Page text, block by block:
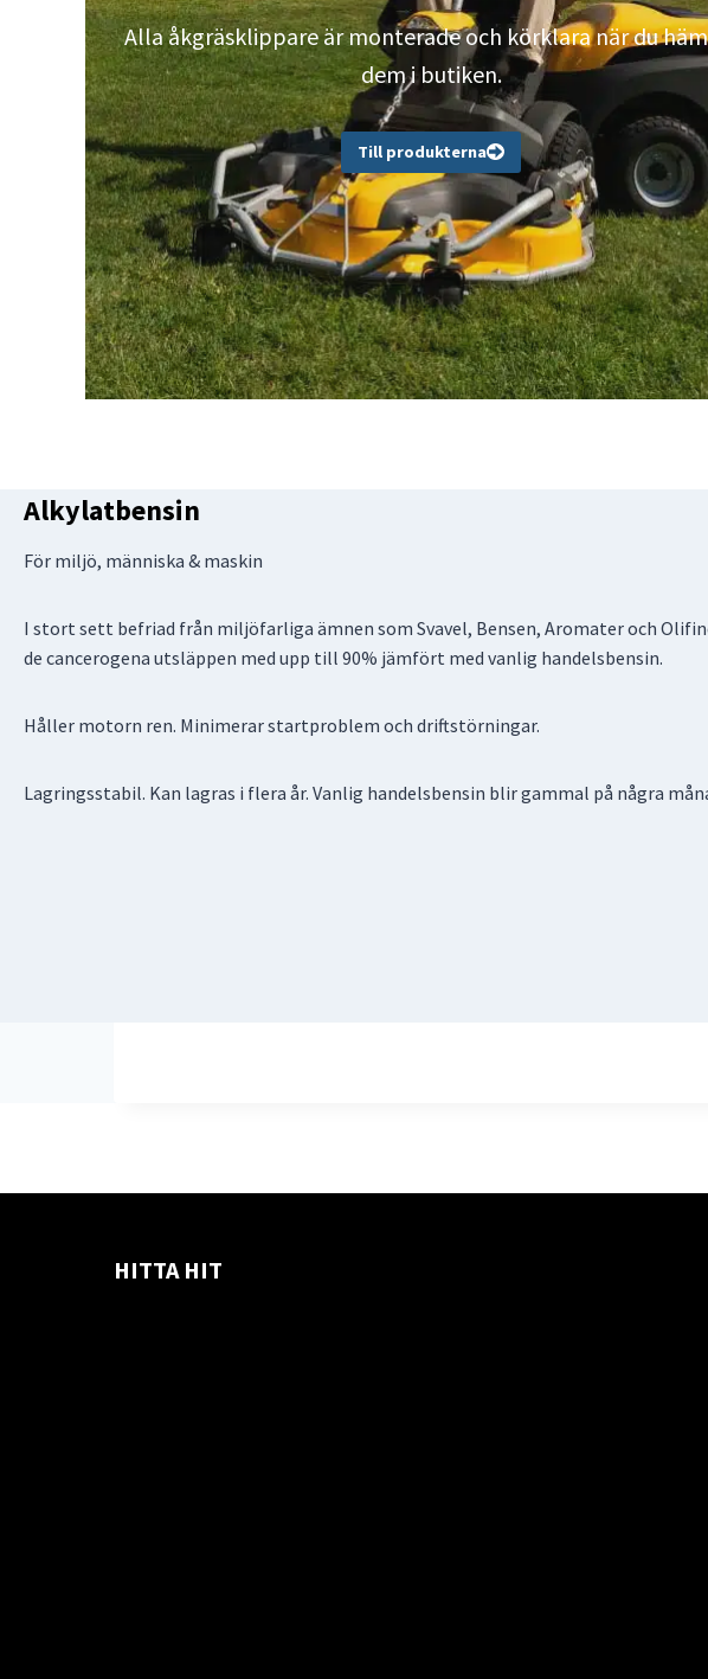
Alla åkgräsklippare är monterade och körklara när du
dem i butiken.
Till produkterna
Alkylatbensin
För miljö, människa & maskin
I stort sett befriad från miljöfarliga ämnen som Svavel, Bensen, Aromater och
de cancerogena utsläppen med upp till 90% jämfört med vanlig handelsbensin.
Håller motorn ren. Minimerar startproblem och driftstörningar.
Lagringsstabil. Kan lagras i flera år. Vanlig handelsbensin blir gammal på några
HITTA HIT